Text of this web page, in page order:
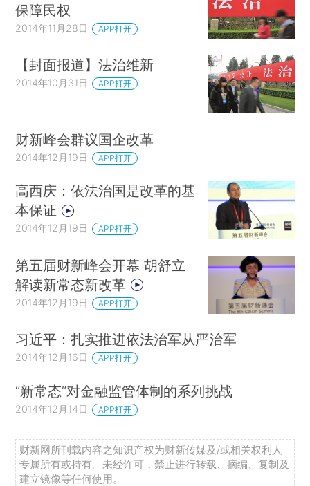
保障民权
2014年11月28日 APP打开
【封面报道】法治维新
2014年10月31日 APP打开
财新峰会群议国企改革
2014年12月19日 APP打开
高西庆：依法治国是改革的基
本保证
2014年12月19日 APP打开
第五届财新峰会开幕 胡舒立
解读新常态新改革
2014年12月19日 APP打开
习近平：扎实推进依法治军从严治军
2014年12月16日 APP打开
“新常态”对金融监管体制的系列挑战
2014年12月14日 APP打开
财新网所刊载内容之知识产权为财新传媒及/或相关权利人
专属所有或持有。未经许可，禁止进行转载、摘编、复制及
建立镜像等任何使用。